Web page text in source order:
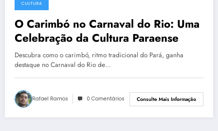
CULTURA
O Carimbó no Carnaval do Rio: Uma
Celebração da Cultura Paraense
Descubra como o carimbó, ritmo tradicional do Pará, ganha
destaque no Carnaval do Rio de…
Rafael Ramos 0 Comentários Consulte Mais Informação